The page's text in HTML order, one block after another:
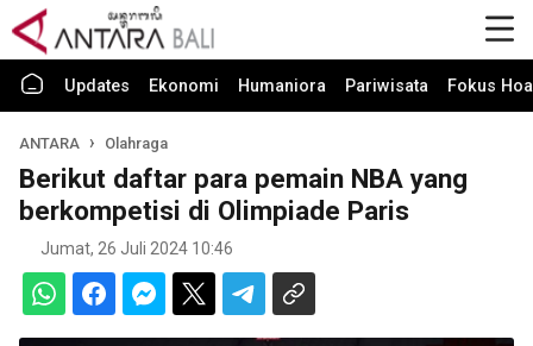
Updates Ekonomi Humaniora Pariwisata Fokus
ANTARA Olahraga
Berikut daftar para pemain NBA yang
berkompetisi di Olimpiade Paris
Jumat, 26 Juli 2024 10:46